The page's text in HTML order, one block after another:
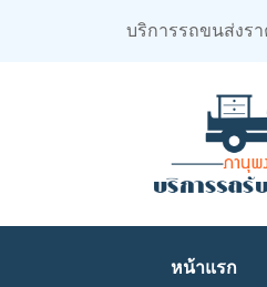
บริการรถขนส่งร
หน้าแรก